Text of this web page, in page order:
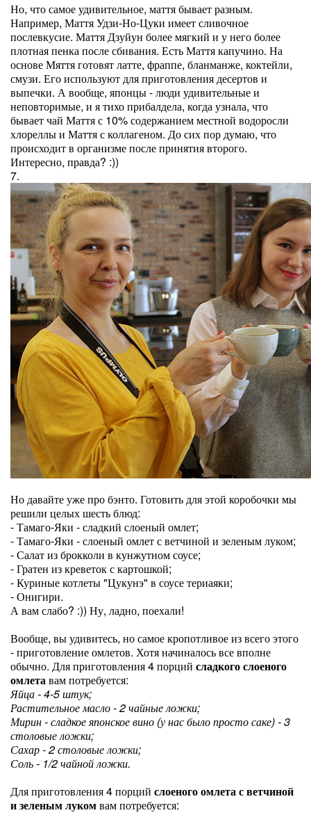
Но, что самое удивительное, маття бывает разным.
Например, Маття Удзи-Но-Цуки имеет сливочное
послевкусие. Маття Дзуйун более мягкий и у него более
плотная пенка после сбивания. Есть Маття капучино. На
основе Мяття готовят латте, фраппе, бланманже, коктейли,
смузи. Его используют для приготовления десертов и
выпечки. А вообще, японцы - люди удивительные и
неповторимые, и я тихо прибалдела, когда узнала, что
бывает чай Маття с 10% содержанием местной водоросли
хлореллы и Маття с коллагеном. До сих пор думаю, что
происходит в организме после принятия второго.
Интересно, правда? :))
7.
Но давайте уже про бэнто. Готовить для этой коробочки мы
решили целых шесть блюд:
- Тамаго-Яки - сладкий слоеный омлет;
- Тамаго-Яки - слоеный омлет с ветчиной и зеленым луком;
- Салат из брокколи в кунжутном соусе;
- Гратен из креветок с картошкой;
- Куриные котлеты "Цукунэ" в соусе териаяки;
- Онигири.
А вам слабо? :)) Ну, ладно, поехали!
Вообще, вы удивитесь, но самое кропотливое из всего этого
- приготовление омлетов. Хотя начиналось все вполне
обычно. Для приготовления 4 порций сладкого слоеного
омлетавам потребуется:
Яйца - 4-5 штук;
Растительное масло - 2 чайные ложки;
Мирин - сладкое японское вино (у нас было просто саке) - 3
столовые ложки;
Сахар - 2 столовые ложки;
Соль - 1/2 чайной ложки.
Для приготовления 4 порций слоеного омлета с ветчиной
и зеленым лукомвам потребуется: